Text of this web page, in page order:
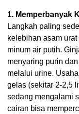
1. Memperbanyak
Langkah paling
kelebihan asam
minum air putih.
menyaring purin
melalui urine.
gelas (sekitar 2-2,5
sedang mengalami
cairan bisa